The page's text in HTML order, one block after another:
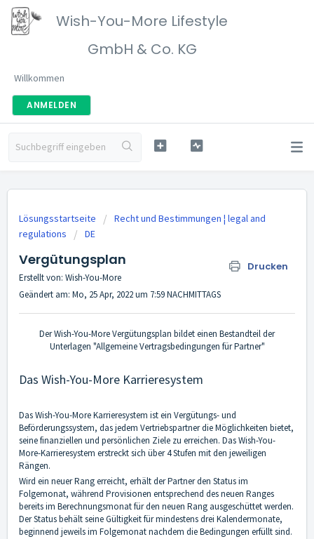
Wish-You-More Lifestyle
GmbH & Co. KG
Willkommen
ANMELDEN
Lösungsstartseite
Recht und Bestimmungen ¦ legal and
regulations
DE
Vergütungsplan Drucken
Erstellt von: Wish-You-More
Geändert am: Mo, 25 Apr, 2022 um 7:59 NACHMITTAGS
Der Wish-You-More Vergütungsplan bildet einen Bestandteil der
Unterlagen "Allgemeine Vertragsbedingungen für Partner"
Das Wish-You-More Karrieresystem
Das Wish-You-More Karrieresystem ist ein Vergütungs- und
Beförderungssystem, das jedem Vertriebspartner die Möglichkeiten bietet,
seine finanziellen und persönlichen Ziele zu erreichen. Das Wish-You-
More-Karrieresystem erstreckt sich über 4 Stufen mit den jeweiligen
Rängen.
Wird ein neuer Rang erreicht, erhält der Partner den Status im
Folgemonat, während Provisionen entsprechend des neuen Ranges
bereits im Berechnungsmonat für den neuen Rang ausgeschüttet werden.
Der Status behält seine Gültigkeit für mindestens drei Kalendermonate,
beginnend jeweils im Folgemonat nachdem die Bedingungen erfüllt sind.